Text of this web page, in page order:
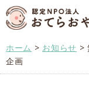
ホーム > お知らせ >
企画